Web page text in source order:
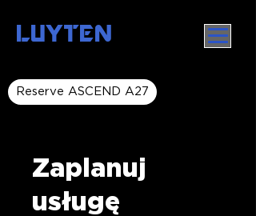
LUYTEN
Reserve ASCEND A27
Zaplanuj
usługę